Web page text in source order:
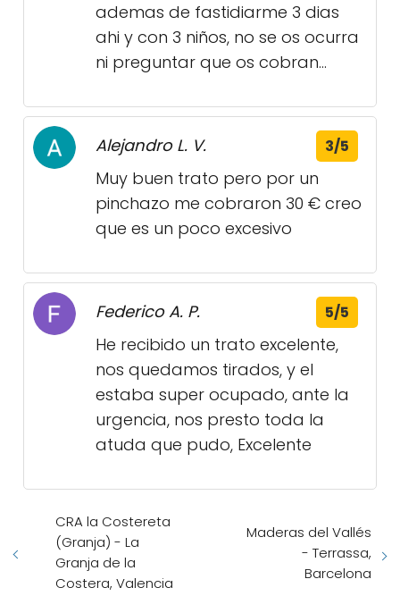
ademas de fastidiarme 3 dias
ahi y con 3 niños, no se os ocurra
ni preguntar que os cobran...
Alejandro L. V. 3/5
Muy buen trato pero por un
pinchazo me cobraron 30 € creo
que es un poco excesivo
Federico A. P. 5/5
He recibido un trato excelente,
nos quedamos tirados, y el
estaba super ocupado, ante la
urgencia, nos presto toda la
atuda que pudo, Excelente
CRA la Costereta
(Granja) - La
Granja de la
Costera, Valencia
Maderas del Vallés
- Terrassa,
Barcelona